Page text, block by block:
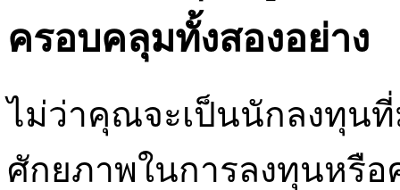
ครอบคลุมทั้งสองอย่าง
ไม่ว่าคุณจะเป็นนักลงทุน
ศักยภาพในการลงทุนหรื